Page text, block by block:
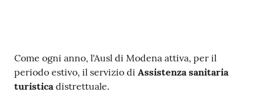
i
o
n
Contenuto
Come ogni anno, l'Ausl di Modena attiva, per il
periodo estivo, il servizio di Assistenza sanitaria
turisticadistrettuale.